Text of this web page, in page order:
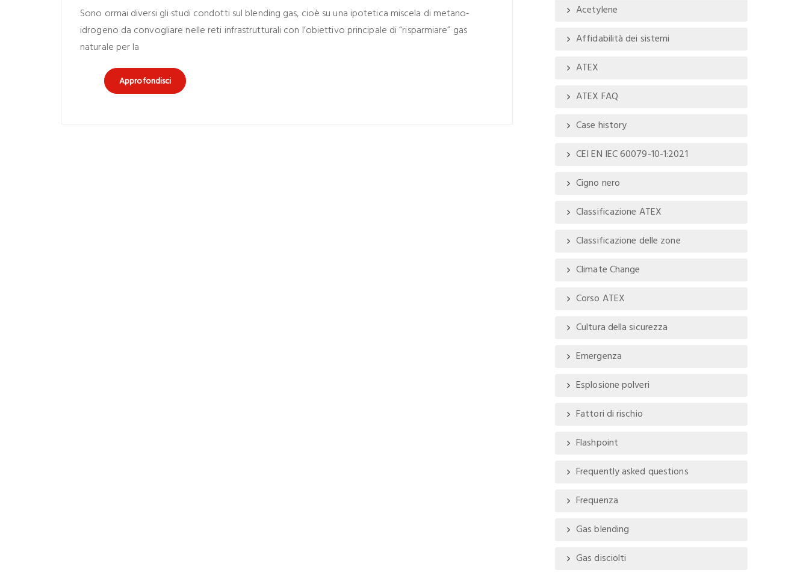
Sono ormai diversi gli studi condotti sul blending gas, cioè su una ipotetica miscela di metano-
idrogeno da convogliare nelle reti infrastrutturali con l’obiettivo principale di “risparmiare” gas
naturale per la
Approfondisci
Acetylene
Affidabilità dei sistemi
ATEX
ATEX FAQ
Case history
CEI EN IEC 60079-10-1:2021
Cigno nero
Classificazione ATEX
Classificazione delle zone
Climate Change
Corso ATEX
Cultura della sicurezza
Emergenza
Esplosione polveri
Fattori di rischio
Flashpoint
Frequently asked questions
Frequenza
Gas blending
Gas disciolti